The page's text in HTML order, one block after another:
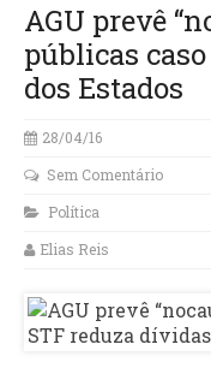
AGU prevê
públicas
dos Estados
28/04/16
Sem Comentário
Política
Elias Reis